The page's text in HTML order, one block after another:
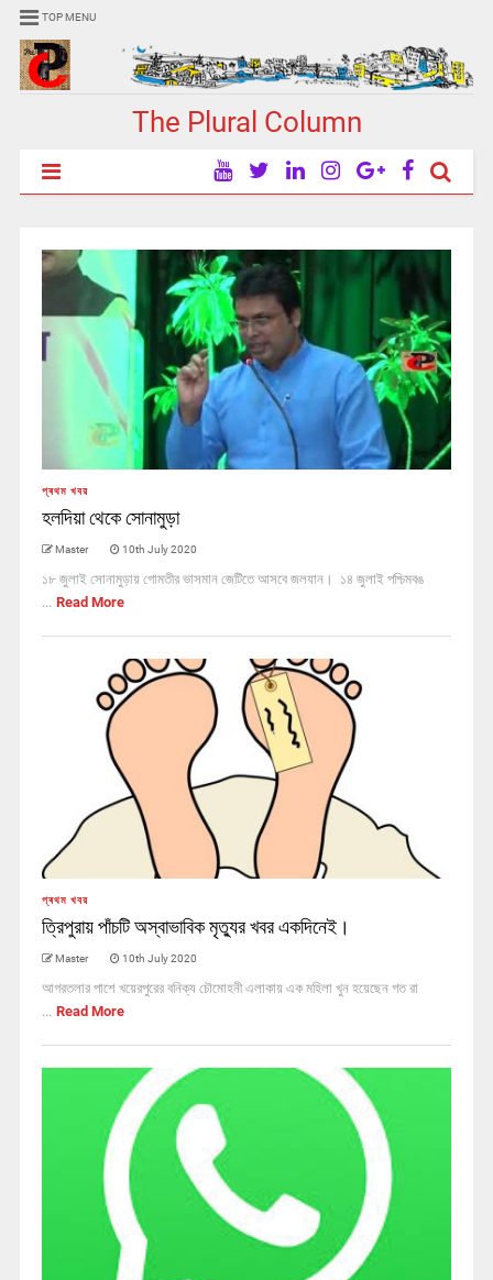
TOP MENU
The Plural Column
প্ৰথম খবর
হলদিয়া থেকে সোনামুড়া
Master 10th July 2020
১৮ জুলাই সোনামুড়ায় গোমতীর ভাসমান জেটিতে আসবে জলযান। ১৪ জুলাই পশ্চিমবঙ
... Read More
প্ৰথম খবর
ত্রিপুরায় পাঁচটি অস্বাভাবিক মৃত্যুর খবর একদিনেই।
Master 10th July 2020
আগরতলার পাশে খয়েরপুরের বনিক্য চৌমোহনী এলাকায় এক মহিলা খুন হয়েছেন গত রা
... Read More